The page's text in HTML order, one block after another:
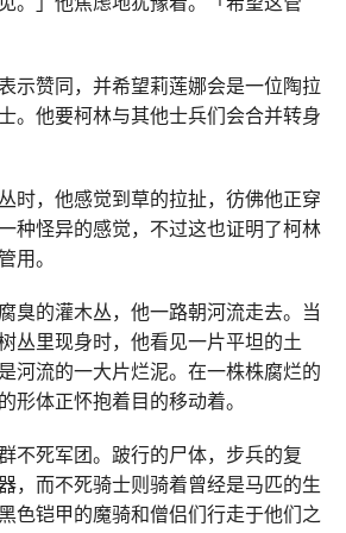
示赞同，并希望莉莲娜会是一位陶拉
。他要柯林与其他士兵们会合并转身
时，他感觉到草的拉扯，彷佛他正穿
种怪异的感觉，不过这也证明了柯林
用。
臭的灌木丛，他一路朝河流走去。当
丛里现身时，他看见一片平坦的土
河流的一大片烂泥。在一株株腐烂的
形体正怀抱着目的移动着。
不死军团。跛行的尸体，步兵的复
，而不死骑士则骑着曾经是马匹的生
色铠甲的魔骑和僧侣们行走于他们之